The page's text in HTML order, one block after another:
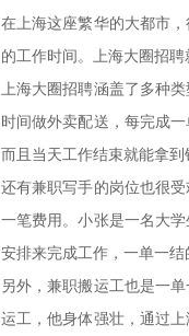
在上海这座繁华的大都市
的工作时间。上海大圈招
上海大圈招聘涵盖了多种
时间做外卖配送，每完成
而且当天工作结束就能拿
还有兼职写手的岗位也很
一笔费用。小张是一名大
安排来完成工作，一单一
另外，兼职搬运工也是一
运工，他身体强壮，通过